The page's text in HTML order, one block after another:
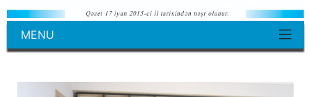
MENU